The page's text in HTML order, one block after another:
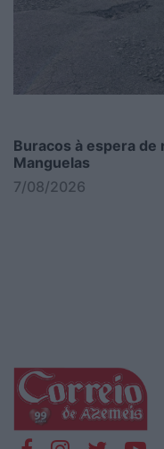
Buracos à espera de
Manguelas
7/08/2026